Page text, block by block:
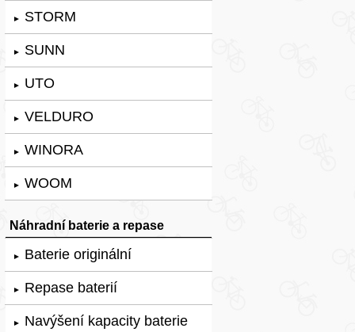
► STORM
► SUNN
► UTO
► VELDURO
► WINORA
► WOOM
Náhradní baterie a repase
► Baterie originální
► Repase baterií
► Navýšení kapacity baterie